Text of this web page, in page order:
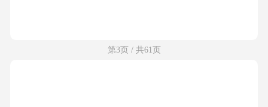
第3页 / 共61页